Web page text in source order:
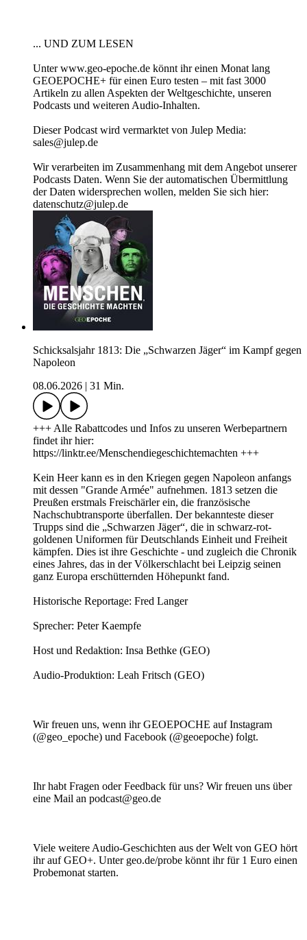
... UND ZUM LESEN
Unter www.geo-epoche.de könnt ihr einen Monat lang
GEOEPOCHE+ für einen Euro testen – mit fast 3000
Artikeln zu allen Aspekten der Weltgeschichte, unseren
Podcasts und weiteren Audio-Inhalten.
Dieser Podcast wird vermarktet von Julep Media:
sales@julep.de
Wir verarbeiten im Zusammenhang mit dem Angebot unserer
Podcasts Daten. Wenn Sie der automatischen Übermittlung
der Daten widersprechen wollen, melden Sie sich hier:
datenschutz@julep.de
Schicksalsjahr 1813: Die „Schwarzen Jäger“ im Kampf gegen
Napoleon
08.06.2026
31 Min.
+++ Alle Rabattcodes und Infos zu unseren Werbepartnern
findet ihr hier:
https://linktr.ee/Menschendiegeschichtemachten +++
Kein Heer kann es in den Kriegen gegen Napoleon anfangs
mit dessen "Grande Armée" aufnehmen. 1813 setzen die
Preußen erstmals Freischärler ein, die französische
Nachschubtransporte überfallen. Der bekannteste dieser
Trupps sind die „Schwarzen Jäger“, die in schwarz-rot-
goldenen Uniformen für Deutschlands Einheit und Freiheit
kämpfen. Dies ist ihre Geschichte - und zugleich die Chronik
eines Jahres, das in der Völkerschlacht bei Leipzig seinen
ganz Europa erschütternden Höhepunkt fand.
Historische Reportage: Fred Langer
Sprecher: Peter Kaempfe
Host und Redaktion: Insa Bethke (GEO)
Audio-Produktion: Leah Fritsch (GEO)
Wir freuen uns, wenn ihr GEOEPOCHE auf Instagram
(@geo_epoche) und Facebook (@geoepoche) folgt.
Ihr habt Fragen oder Feedback für uns? Wir freuen uns über
eine Mail an podcast@geo.de
Viele weitere Audio-Geschichten aus der Welt von GEO hört
ihr auf GEO+. Unter geo.de/probe könnt ihr für 1 Euro einen
Probemonat starten.